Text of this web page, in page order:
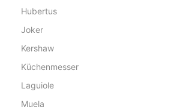
Hubertus
Joker
Kershaw
Küchenmesser
Laguiole
Muela